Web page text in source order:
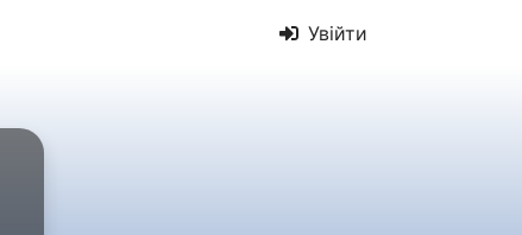
Увійти